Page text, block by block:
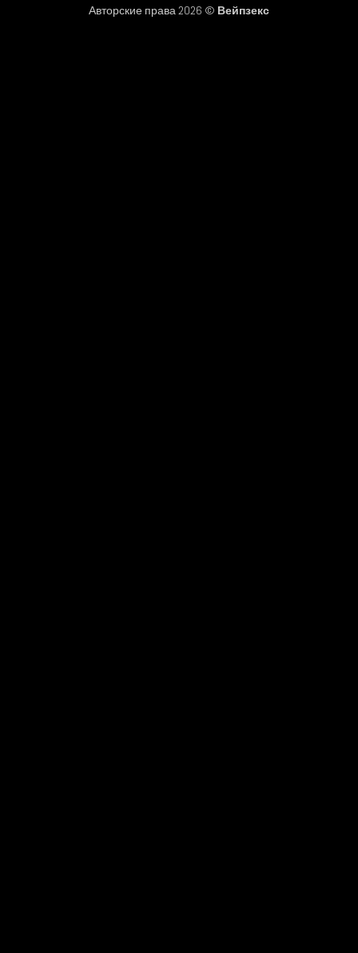
Авторские права 2026 © Вейпзекс